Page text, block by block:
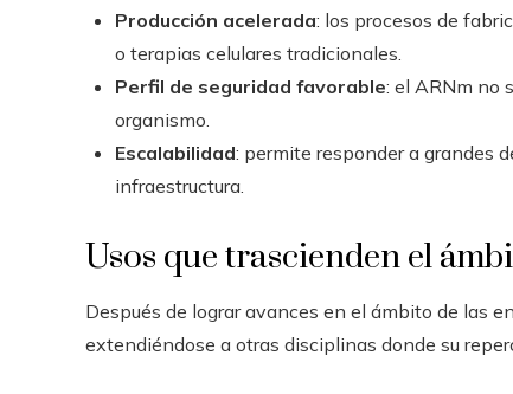
Producción acelerada: los procesos de
o terapias celulares tradicionales.
Perfil de seguridad favorable: el ARNm no
organismo.
Escalabilidad: permite responder a grandes
infraestructura.
Usos que trascienden el
Después de lograr avances en el ámbito de las
extendiéndose a otras disciplinas donde su